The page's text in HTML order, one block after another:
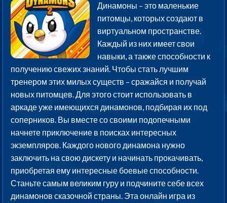
Динамоны – это маленькие
питомцы, которых создают в
виртуальном пространстве.
Каждый из них имеет свои
навыки, а также способности к
получению свежих знаний. Чтобы стать лучшим
тренером этих милых существ – сражайся и получай
новых питомцев. Для этого стоит использовать в
аркаде уже имеющихся динамонов, подбирая их под
соперников. Вы вместе со своими подопечными
начнете приключение в поисках интересных
экземпляров. Каждого нового динамона нужно
заключить на свою дискету и начинать прокачивать,
приобретая ему интересные боевые способности.
Станьте самым великим гуру и подчините себе всех
динамонов сказочной страны. Эта онлайн игра из